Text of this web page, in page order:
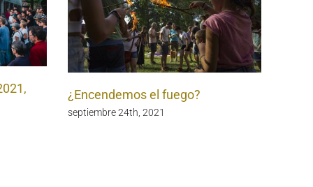
¿Encendemos el fuego?
septiembre 24th, 2021